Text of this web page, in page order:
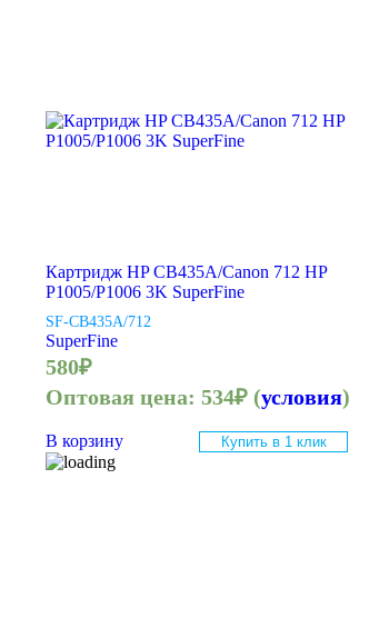
Картридж HP CB435A/Canon 712 HP
P1005/P1006 3K SuperFine
SF-CB435A/712
SuperFine
580₽
Оптовая цена:534₽ (условия)
В корзину Купить в 1 клик